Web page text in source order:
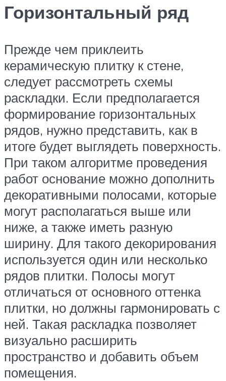
Горизонтальный ряд
Прежде чем приклеить
керамическую плитку к стене,
следует рассмотреть схемы
раскладки. Если предполагается
формирование горизонтальных
рядов, нужно представить, как в
итоге будет выглядеть поверхность.
При таком алгоритме проведения
работ основание можно дополнить
декоративными полосами, которые
могут располагаться выше или
ниже, а также иметь разную
ширину. Для такого декорирования
используется один или несколько
рядов плитки. Полосы могут
отличаться от основного оттенка
плитки, но должны гармонировать с
ней. Такая раскладка позволяет
визуально расширить
пространство и добавить объем
помещения.